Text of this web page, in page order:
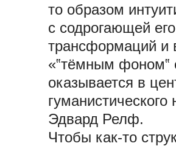
то образом
с содрогающей
трансформаций
«‟тёмным фоном‟
оказывается в
Эдвард Релф.
Чтобы как-то